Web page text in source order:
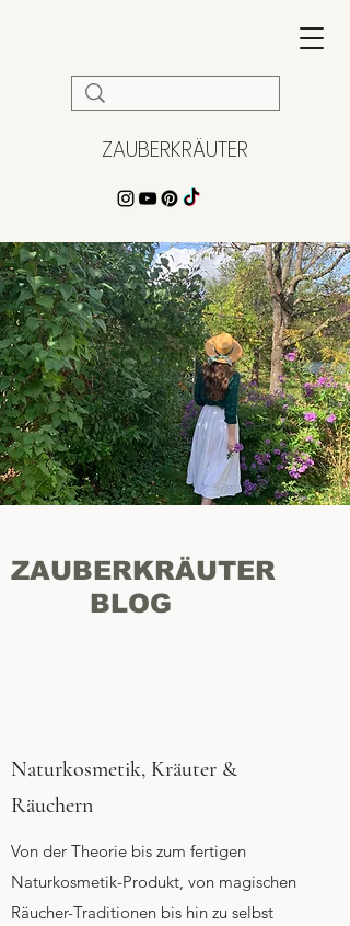
ZAUBERKRÄUTER
ZAUBERKRÄUTER
BLOG
Naturkosmetik, Kräuter &
Räuchern
Von der Theorie bis zum fertigen
Naturkosmetik-Produkt, von magischen
Räucher-Traditionen bis hin zu selbst